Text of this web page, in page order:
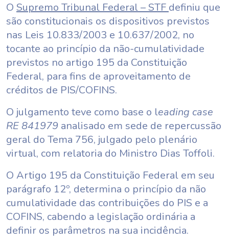
O Supremo Tribunal Federal – STF definiu que
são constitucionais os dispositivos previstos
nas Leis 10.833/2003 e 10.637/2002, no
tocante ao princípio da não-cumulatividade
previstos no artigo 195 da Constituição
Federal, para fins de aproveitamento de
créditos de PIS/COFINS.
O julgamento teve como base o leading case
RE 841979 analisado em sede de repercussão
geral do Tema 756, julgado pelo plenário
virtual, com relatoria do Ministro Dias Toffoli.
O Artigo 195 da Constituição Federal em seu
parágrafo 12º, determina o princípio da não
cumulatividade das contribuições do PIS e a
COFINS, cabendo a legislação ordinária a
definir os parâmetros na sua incidência.